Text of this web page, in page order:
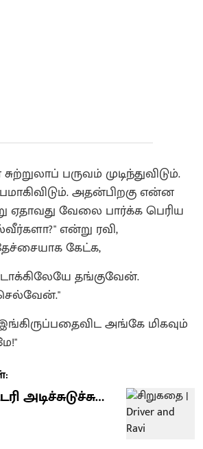
பருவம் முடிந்துவிடும்.
அதன்பிறகு என்ன
ஏதாவது வேலை பார்க்க பெரிய
என்று ரவி,
கேட்க,
தங்குவேன்.
செல்வேன்."
இங்கிருப்பதைவிட அங்கே மிகவும்
அடிச்சுடுச்சு…